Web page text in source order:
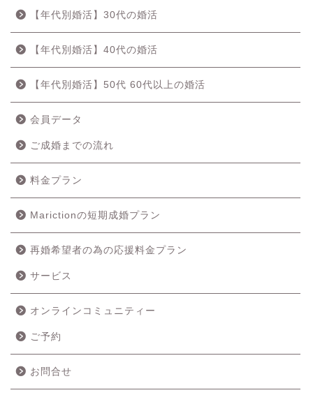
【年代別婚活】30代の婚活
【年代別婚活】40代の婚活
【年代別婚活】50代 60代以上の婚活
会員データ
ご成婚までの流れ
料金プラン
Marictionの短期成婚プラン
再婚希望者の為の応援料金プラン
サービス
オンラインコミュニティー
ご予約
お問合せ